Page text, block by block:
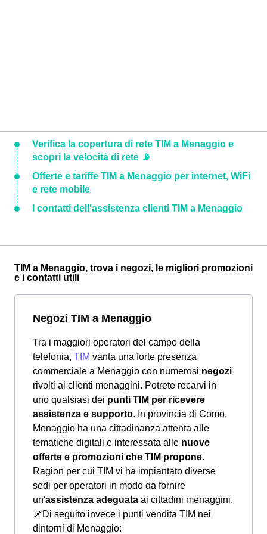
Verifica la copertura di rete TIM a Menaggio e
scopri la velocità di rete 📡
Offerte e tariffe TIM a Menaggio per internet, WiFi
e rete mobile
I contatti dell'assistenza clienti TIM a Menaggio
TIM a Menaggio, trova i negozi, le migliori promozioni
e i contatti utili
Negozi TIM a Menaggio
Tra i maggiori operatori del campo della
telefonia, TIM vanta una forte presenza
commerciale a Menaggio con numerosi negozi
rivolti ai clienti menaggini. Potrete recarvi in
uno qualsiasi dei punti TIM per ricevere
assistenza e supporto. In provincia di Como,
Menaggio ha una cittadinanza attenta alle
tematiche digitali e interessata alle nuove
offerte e promozioni che TIM propone.
Ragion per cui TIM vi ha impiantato diverse
sedi per operatori in modo da fornire
un'assistenza adeguata ai cittadini menaggini.
📌Di seguito invece i punti vendita TIM nei
dintorni di Menaggio: